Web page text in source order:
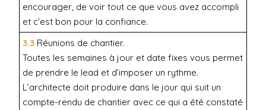
encourager, de voir tout ce que vous avez accompli
et c’est bon pour la confiance.
3.3 Réunions de chantier.
Toutes les semaines à jour et date fixes vous permet
de prendre le lead et d’imposer un rythme.
L’architecte doit produire dans le jour qui suit un
compte-rendu de chantier avec ce qui a été constaté